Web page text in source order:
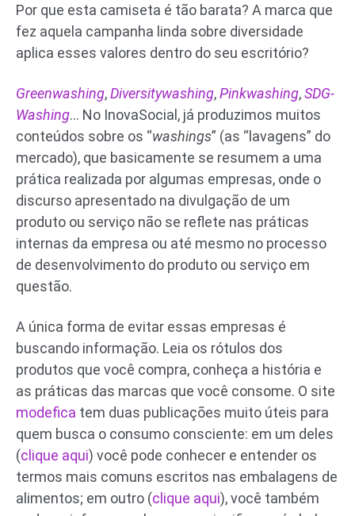
Por que esta camiseta é tão barata? A marca que
fez aquela campanha linda sobre diversidade
aplica esses valores dentro do seu escritório?
Greenwashing,Diversitywashing,Pinkwashing,SDG-
Washing… No InovaSocial, já produzimos muitos
conteúdos sobre os “washings” (as “lavagens” do
mercado), que basicamente se resumem a uma
prática realizada por algumas empresas, onde o
discurso apresentado na divulgação de um
produto ou serviço não se reflete nas práticas
internas da empresa ou até mesmo no processo
de desenvolvimento do produto ou serviço em
questão.
A única forma de evitar essas empresas é
buscando informação. Leia os rótulos dos
produtos que você compra, conheça a história e
as práticas das marcas que você consome. O site
modefica tem duas publicações muito úteis para
quem busca o consumo consciente: em um deles
(clique aqui) você pode conhecer e entender os
termos mais comuns escritos nas embalagens de
alimentos; em outro (clique aqui), você também